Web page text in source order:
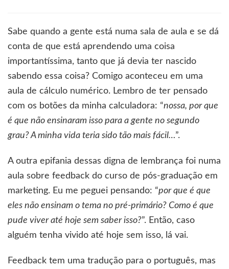
Sabe quando a gente está numa sala de aula e se dá
conta de que está aprendendo uma coisa
importantíssima, tanto que já devia ter nascido
sabendo essa coisa? Comigo aconteceu em uma
aula de cálculo numérico. Lembro de ter pensado
com os botões da minha calculadora: “nossa, por que
é que não ensinaram isso para a gente no segundo
grau? A minha vida teria sido tão mais fácil…”.
A outra epifania dessas digna de lembrança foi numa
aula sobre feedback do curso de pós-graduação em
marketing. Eu me peguei pensando: “por que é que
eles não ensinam o tema no pré-primário? Como é que
pude viver até hoje sem saber isso?”. Então, caso
alguém tenha vivido até hoje sem isso, lá vai.
Feedback tem uma tradução para o português, mas